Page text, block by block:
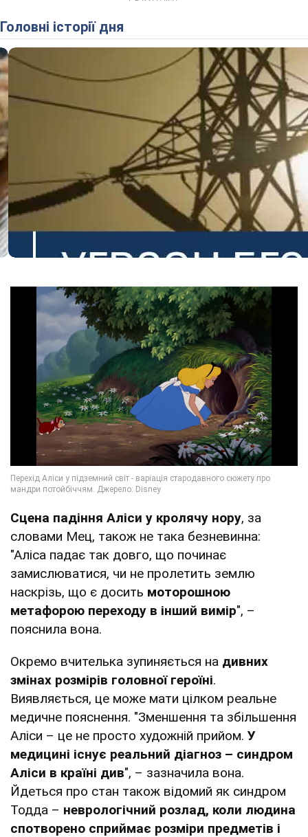
Головні історії дня
Сцена падіння Аліси у кролячу нору, за
словами Мец, також не така безневинна:
"Аліса падає так довго, що починає
замислюватися, чи не пролетить землю
наскрізь, що є досить моторошною
метафорою переходу в інший вимір", –
пояснила вона.
Окремо вчителька зупиняється на дивних
змінах розмірів головної героїні.
Виявляється, це може мати цілком реальне
медичне пояснення. "Зменшення та збільшення
Аліси – це не просто художній прийом. У
медицині існує реальний діагноз – синдром
Аліси в країні див", – зазначила вона.
Йдеться про стан також відомий як синдром
Тодда – неврологічний розлад, коли людина
спотворено сприймає розміри предметів і